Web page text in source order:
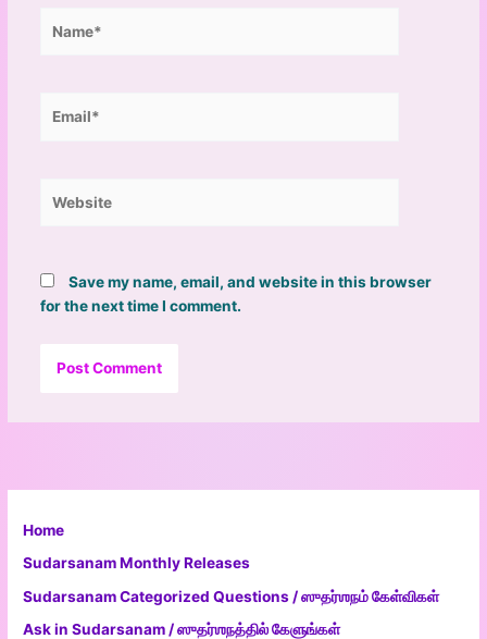
Save my name, email, and website in this browser
for the next time I comment.
Home
Sudarsanam Monthly Releases
Sudarsanam Categorized Questions / ஸுதர்ஶநம் கேள்விகள்
Ask in Sudarsanam / ஸுதர்ஶநத்தில் கேளுங்கள்